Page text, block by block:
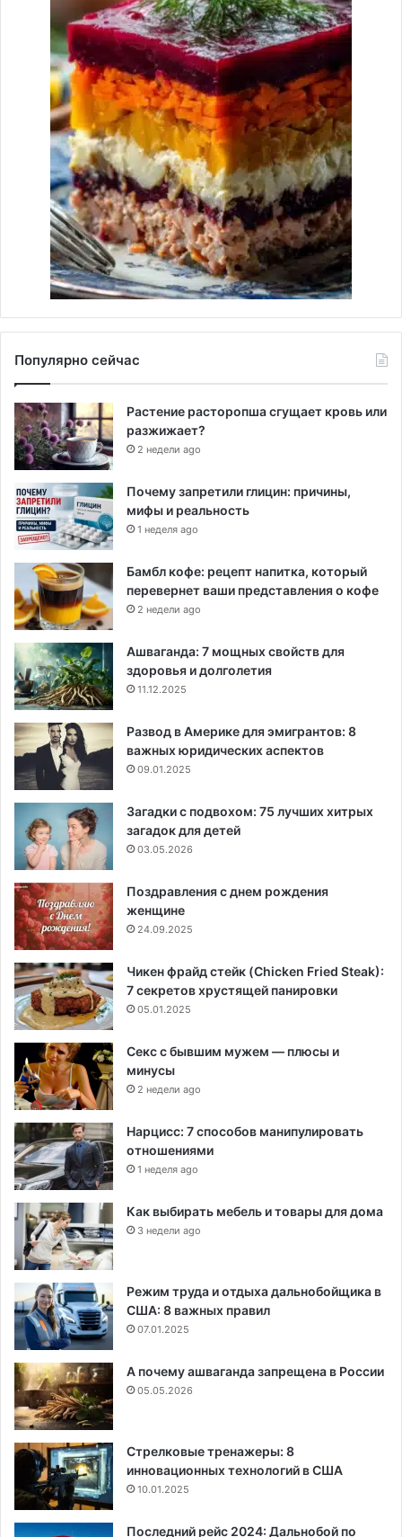
Популярно сейчас
Растение расторопша сгущает кровь или
разжижает?
2 недели ago
Почему запретили глицин: причины,
мифы и реальность
1 неделя ago
Бамбл кофе: рецепт напитка, который
перевернет ваши представления о кофе
2 недели ago
Ашваганда: 7 мощных свойств для
здоровья и долголетия
11.12.2025
Развод в Америке для эмигрантов: 8
важных юридических аспектов
09.01.2025
Загадки с подвохом: 75 лучших хитрых
загадок для детей
03.05.2026
Поздравления с днем рождения
женщине
24.09.2025
Чикен фрайд стейк (Chicken Fried Steak):
7 секретов хрустящей панировки
05.01.2025
Секс с бывшим мужем — плюсы и
минусы
2 недели ago
Нарцисс: 7 способов манипулировать
отношениями
1 неделя ago
Как выбирать мебель и товары для дома
3 недели ago
Режим труда и отдыха дальнобойщика в
США: 8 важных правил
07.01.2025
А почему ашваганда запрещена в России
05.05.2026
Стрелковые тренажеры: 8
инновационных технологий в США
10.01.2025
Последний рейс 2024: Дальнобой по